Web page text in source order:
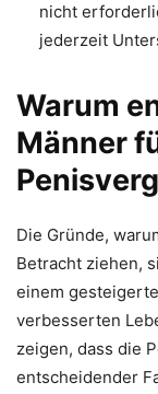
nicht
jederzeit
Warum
Männer
Die Gründe,
Betracht ziehen,
einem
verbesserten
zeigen, dass die
entscheidender